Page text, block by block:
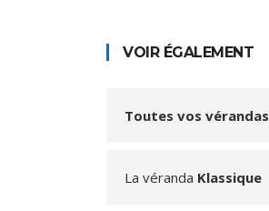
VOIR ÉGALEMENT
Toutes vos vérandas
La véranda Klassique